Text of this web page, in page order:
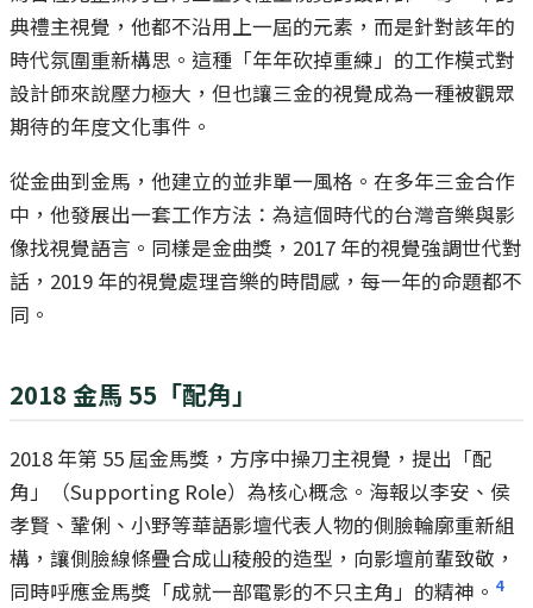
典禮主視覺，他都不沿用上一屆的元素，而是針對該年的
時代氛圍重新構思。這種「年年砍掉重練」的工作模式對
設計師來說壓力極大，但也讓三金的視覺成為一種被觀眾
期待的年度文化事件。
從金曲到金馬，他建立的並非單一風格。在多年三金合作
中，他發展出一套工作方法：為這個時代的台灣音樂與影
像找視覺語言。同樣是金曲獎，2017 年的視覺強調世代對
話，2019 年的視覺處理音樂的時間感，每一年的命題都不
同。
2018 金馬 55「配角」
2018 年第 55 屆金馬獎，方序中操刀主視覺，提出「配
角」（Supporting Role）為核心概念。海報以李安、侯
孝賢、鞏俐、小野等華語影壇代表人物的側臉輪廓重新組
構，讓側臉線條疊合成山稜般的造型，向影壇前輩致敬，
同時呼應金馬獎「成就一部電影的不只主角」的精神。 4